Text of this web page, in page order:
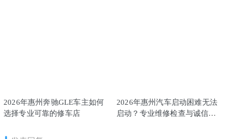
2026年惠州奔驰GLE车主如何
选择专业可靠的修车店
2026年惠州汽车启动困难无法
启动？专业维修检查与诚信修